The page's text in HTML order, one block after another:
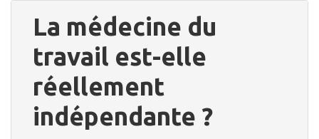
La médecine du
travail est-elle
réellement
indépendante ?